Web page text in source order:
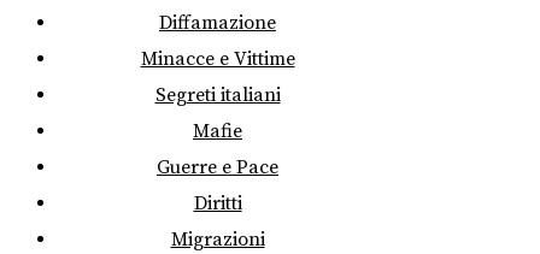
Diffamazione
Minacce e Vittime
Segreti italiani
Mafie
Guerre e Pace
Diritti
Migrazioni